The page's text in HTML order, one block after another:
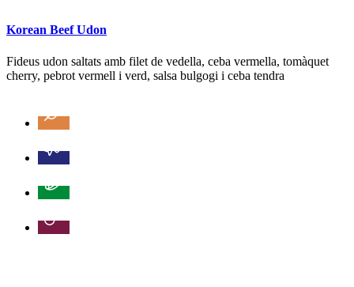
Korean Beef Udon
Fideus udon saltats amb filet de vedella, ceba vermella, tomàquet
cherry, pebrot vermell i verd, salsa bulgogi i ceba tendra